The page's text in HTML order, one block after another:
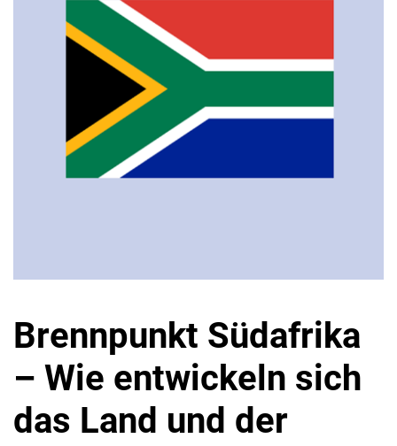
Brennpunkt Südafrika
– Wie entwickeln sich
das Land und der